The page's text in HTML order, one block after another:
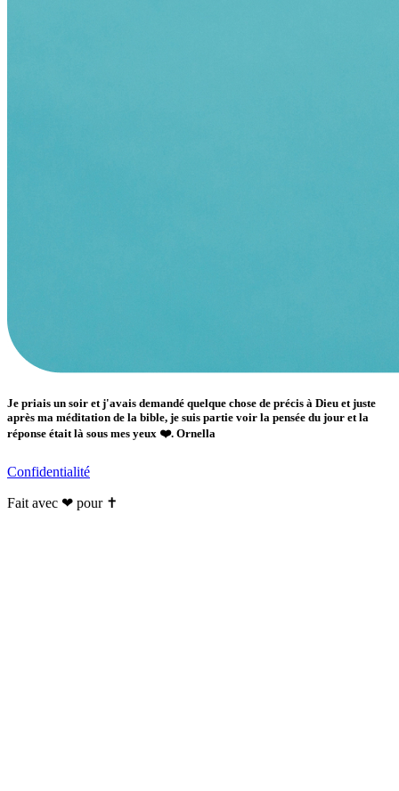
Je priais un soir et j'avais demandé quelque chose de précis à Dieu et juste
après ma méditation de la bible, je suis partie voir la pensée du jour et la
réponse était là sous mes yeux ❤️. Ornella
Confidentialité
Fait avec ❤ pour ✝️️